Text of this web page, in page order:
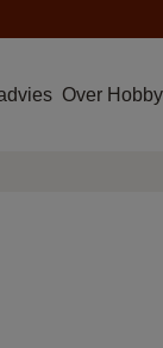
Over